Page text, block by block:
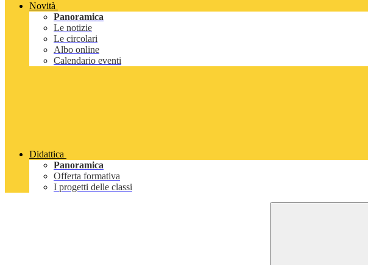
Novità
Panoramica
Le notizie
Le circolari
Albo online
Calendario eventi
Didattica
Panoramica
Offerta formativa
I progetti delle classi